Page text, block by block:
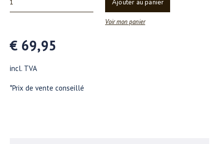
Ajouter au panier
Voir mon panier
€ 69,95
incl. TVA
*Prix de vente conseillé